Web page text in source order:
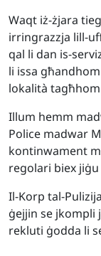
Waqt iż-żjara
irringrazzja lill-
qal li dan is-
li issa
lokalità
Illum hemm
Police madwar
kontinwament
regolari biex
Il-Korp tal-
ġejjin se jkompli
rekluti ġodda li